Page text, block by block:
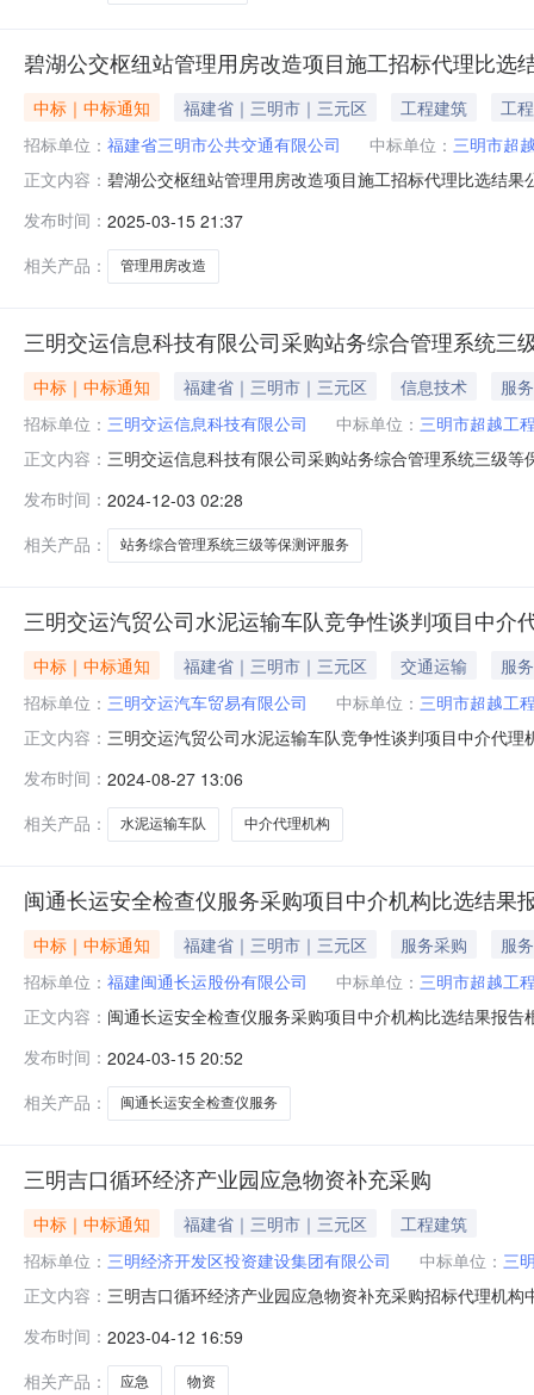
碧湖公交枢纽站管理用房改造项目施工招标代理比选
中标｜中标通知 福建省｜三明市｜三元区 工程建筑
工程
招标单位： 福建省三明市公共交通有限公司 中标单位： 三明市超
正文内容： 碧湖公交枢纽站管理用房改造项目施工招标代理比选结
枢纽站管理用房改造项目施工招标代理；三、比选地点
月14日至3月17日六、联系人：周
发布时间： 2025-03-15 21:37
相关产品：
管理用房改造
三明交运信息科技有限公司采购站务综合管理系统三
中标｜中标通知 福建省｜三明市｜三元区 信息技术
服务
招标单位： 三明交运信息科技有限公司 中标单位： 三明市超越工
正文内容： 三明交运信息科技有限公司采购站务综合管理系统三级
交运信息科技有限公司；二、项目名称：采购站务综合
询有限公司；五、公示时间：2024年
发布时间： 2024-12-03 02:28
相关产品：
站务综合管理系统三级等保测评服务
三明交运汽贸公司水泥运输车队竞争性谈判项目中介
中标｜中标通知 福建省｜三明市｜三元区 交通运输
服务
招标单位： 三明交运汽车贸易有限公司 中标单位： 三明市超越工
正文内容： 三明交运汽贸公司水泥运输车队竞争性谈判项目中介代
队竞争性谈判项目三、比选地点：三明交运汽车贸易有
小林？？？联系电话0598-
发布时间： 2024-08-27 13:06
相关产品：
水泥运输车队 中介代理机构
闽通长运安全检查仪服务采购项目中介机构比选结果
中标｜中标通知 福建省｜三明市｜三元区 服务采购
服务
招标单位： 福建闽通长运股份有限公司 中标单位： 三明市超越工
正文内容： 闽通长运安全检查仪服务采购项目中介机构比选结果报
比选地点：三明市交运集团有限公司五楼会议室；四、
0598-8083590福
发布时间： 2024-03-15 20:52
相关产品：
闽通长运安全检查仪服务
三明吉口循环经济产业园应急物资补充采购
中标｜中标通知 福建省｜三明市｜三元区
工程建筑
招标单位： 三明经济开发区投资建设集团有限公司 中标单位： 三
正文内容： 三明吉口循环经济产业园应急物资补充采购招标代理机
具体候选如下：第一顺位：三明市超越工程招标咨询有
系人：练先生联系电话：150800317
发布时间： 2023-04-12 16:59
相关产品：
应急 物资